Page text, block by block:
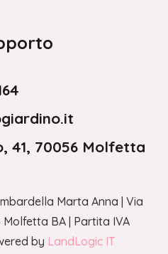
41, 70056 Molfetta
Marta Anna | Via
Molfetta BA | Partita IVA
by LandLogic IT